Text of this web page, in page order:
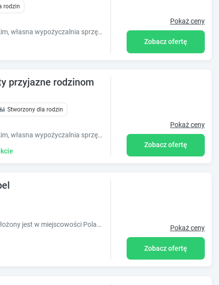
rodzin
3 hektary zieleni, tuż przy jeziorze Solińskim, własna wypożyczalnia sprzętu pływającego, jazdy konne, pizza z pieca, kebab, dwa sklepy i dwa bary
Pokaż ceny
Zobacz ofertę
przyjazne rodzinom
Stworzony dla rodzin
3 hektary zieleni, tuż przy jeziorze Solińskim, własna wypożyczalnia sprzętu pływającego, jazdy konne, pizza z pieca, kebab, dwa sklepy i dwa bary
Pokaż ceny
Zobacz ofertę
Obiekt Ośrodek Wypoczynkowy Cypel położony jest w miejscowości Polańczyk w regionie podkarpackie i oferuje bezpłatne Wi-Fi, plac zabaw, ogród o Pokaż ceny
Zobacz ofertę